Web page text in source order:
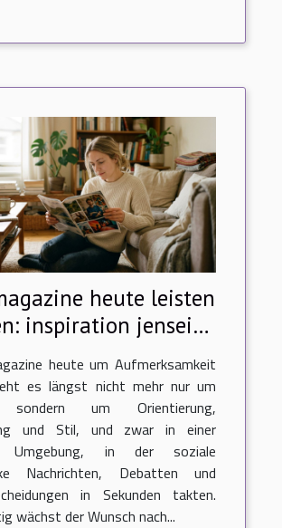
heute leisten
inspiration jenseits
von trends
heute um Aufmerksamkeit
es längst nicht mehr nur um
sondern um Orientierung,
und Stil, und zwar in einer
Umgebung, in der soziale
Nachrichten, Debatten und
in Sekunden takten.
wächst der Wunsch nach...